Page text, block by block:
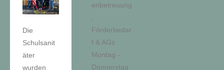
enbetreuung
Förderbedar
f & AGs
Montag -
Donnerstag
Die
Schulsanit
äter
wurden